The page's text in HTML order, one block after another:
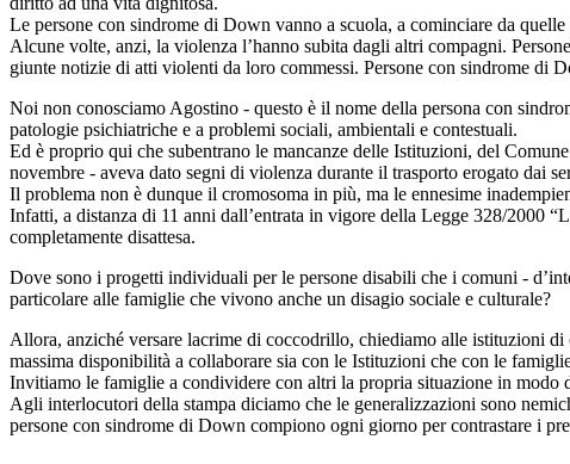
Le persone con sindrome di Down vanno a scuola, a cominciare da
Alcune volte, anzi, la violenza l’hanno subita dagli altri compagni.
giunte notizie di atti violenti da loro commessi. Persone con sindrome di
Noi non conosciamo Agostino - questo è il nome della persona con
patologie psichiatriche e a problemi sociali, ambientali e contestuali.
Ed è proprio qui che subentrano le mancanze delle Istituzioni, del
novembre - aveva dato segni di violenza durante il trasporto erogato dai
Il problema non è dunque il cromosoma in più, ma le ennesime
Infatti, a distanza di 11 anni dall’entrata in vigore della Legge 328/2000
completamente disattesa.
Dove sono i progetti individuali per le persone disabili che i comuni -
particolare alle famiglie che vivono anche un disagio sociale e culturale?
Allora, anziché versare lacrime di coccodrillo, chiediamo alle istituzioni
massima disponibilità a collaborare sia con le Istituzioni che con le
Invitiamo le famiglie a condividere con altri la propria situazione in
Agli interlocutori della stampa diciamo che le generalizzazioni sono
persone con sindrome di Down compiono ogni giorno per contrastare i